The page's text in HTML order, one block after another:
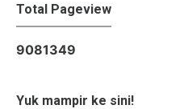
Total Pageview
9081349
Yuk mampir ke sini!